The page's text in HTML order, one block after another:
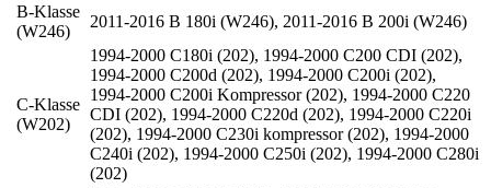
B-Klasse
(W246)
2011-2016 B 180i (W246), 2011-2016 B 200i (W246)
C-Klasse
(W202)
1994-2000 C180i (202), 1994-2000 C200 CDI (202),
1994-2000 C200d (202), 1994-2000 C200i (202),
1994-2000 C200i Kompressor (202), 1994-2000 C220
CDI (202), 1994-2000 C220d (202), 1994-2000 C220i
(202), 1994-2000 C230i kompressor (202), 1994-2000
C240i (202), 1994-2000 C250i (202), 1994-2000 C280i
(202)